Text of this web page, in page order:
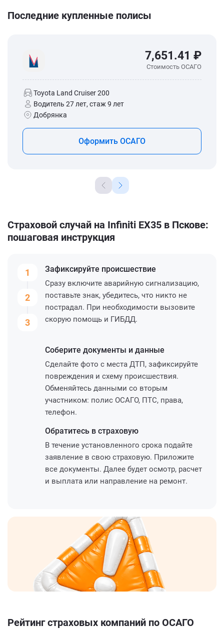
Последние купленные полисы
7,651.41 ₽
Стоимость ОСАГО
Toyota Land Cruiser 200
Водитель 27 лет, стаж 9 лет
Добрянка
Оформить ОСАГО
Страховой случай на Infiniti EX35 в Пскове:
пошаговая инструкция
1
2
3
Зафиксируйте происшествие
Сразу включите аварийную сигнализацию,
поставьте знак, убедитесь, что никто не
пострадал. При необходимости вызовите
скорую помощь и ГИБДД.
Соберите документы и данные
Сделайте фото с места ДТП, зафиксируйте
повреждения и схему происшествия.
Обменяйтесь данными со вторым
участником: полис ОСАГО, ПТС, права,
телефон.
Обратитесь в страховую
В течение установленного срока подайте
заявление в свою страховую. Приложите
все документы. Далее будет осмотр, расчет
и выплата или направление на ремонт.
Рейтинг страховых компаний по ОСАГО